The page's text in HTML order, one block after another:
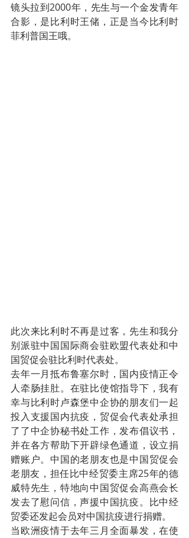
镜头拉到2000年，先生与一个金发青年
合影，是比利时王储，正是当今比利时
菲利普国王哦。
此次来比利时不再是过客，先生和我分
别派驻中国国际商会驻欧盟代表处和中
国贸促会驻比利时代表处。
去年一月抵布鲁塞尔时，国内疫情正令
人牵肠挂肚。在驻比使馆指导下，我有
幸与比利时卢森堡中企协的朋友们一起
投入支援国内抗疫，贸促会代表处承担
了了中企协秘书处工作，发布倡议书，
并在各方帮助下开辟绿色通道，设立捐
赠账户。中国的老朋友也是中国贸促会
老朋友，担任比中经贸委主席25年的德
威特先生，特地向中国贸促会高燕会长
发去了慰问信，声援中国抗疫。比中经
贸委还发起会员对中国抗疫进行捐赠。
当欧洲疫情于去年三月全面暴发，在使